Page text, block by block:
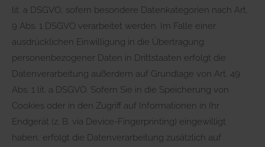
lit. a DSGVO, sofern besondere Datenkategorien nach Art.
9 Abs. 1 DSGVO verarbeitet werden. Im Falle einer
ausdrücklichen Einwilligung in die Übertragung
personenbezogener Daten in Drittstaaten erfolgt die
Datenverarbeitung außerdem auf Grundlage von Art. 49
Abs. 1 lit. a DSGVO. Sofern Sie in die Speicherung von
Cookies oder in den Zugriff auf Informationen in Ihr
Endgerät (z. B. via Device-Fingerprinting) eingewilligt
haben, erfolgt die Datenverarbeitung zusätzlich auf